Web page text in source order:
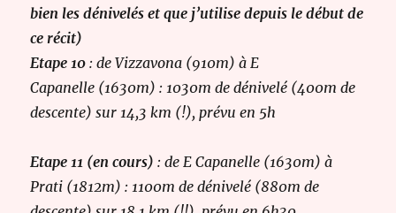
bien les dénivelés et que j’utilise depuis le début de
ce récit)
Etape 10: de Vizzavona (910m) à E
Capanelle (1630m) : 1030m de dénivelé (400m de
descente) sur 14,3 km (!), prévu en 5h
Etape 11 (en cours) : de E Capanelle (1630m) à
Prati (1812m) : 1100m de dénivelé (880m de